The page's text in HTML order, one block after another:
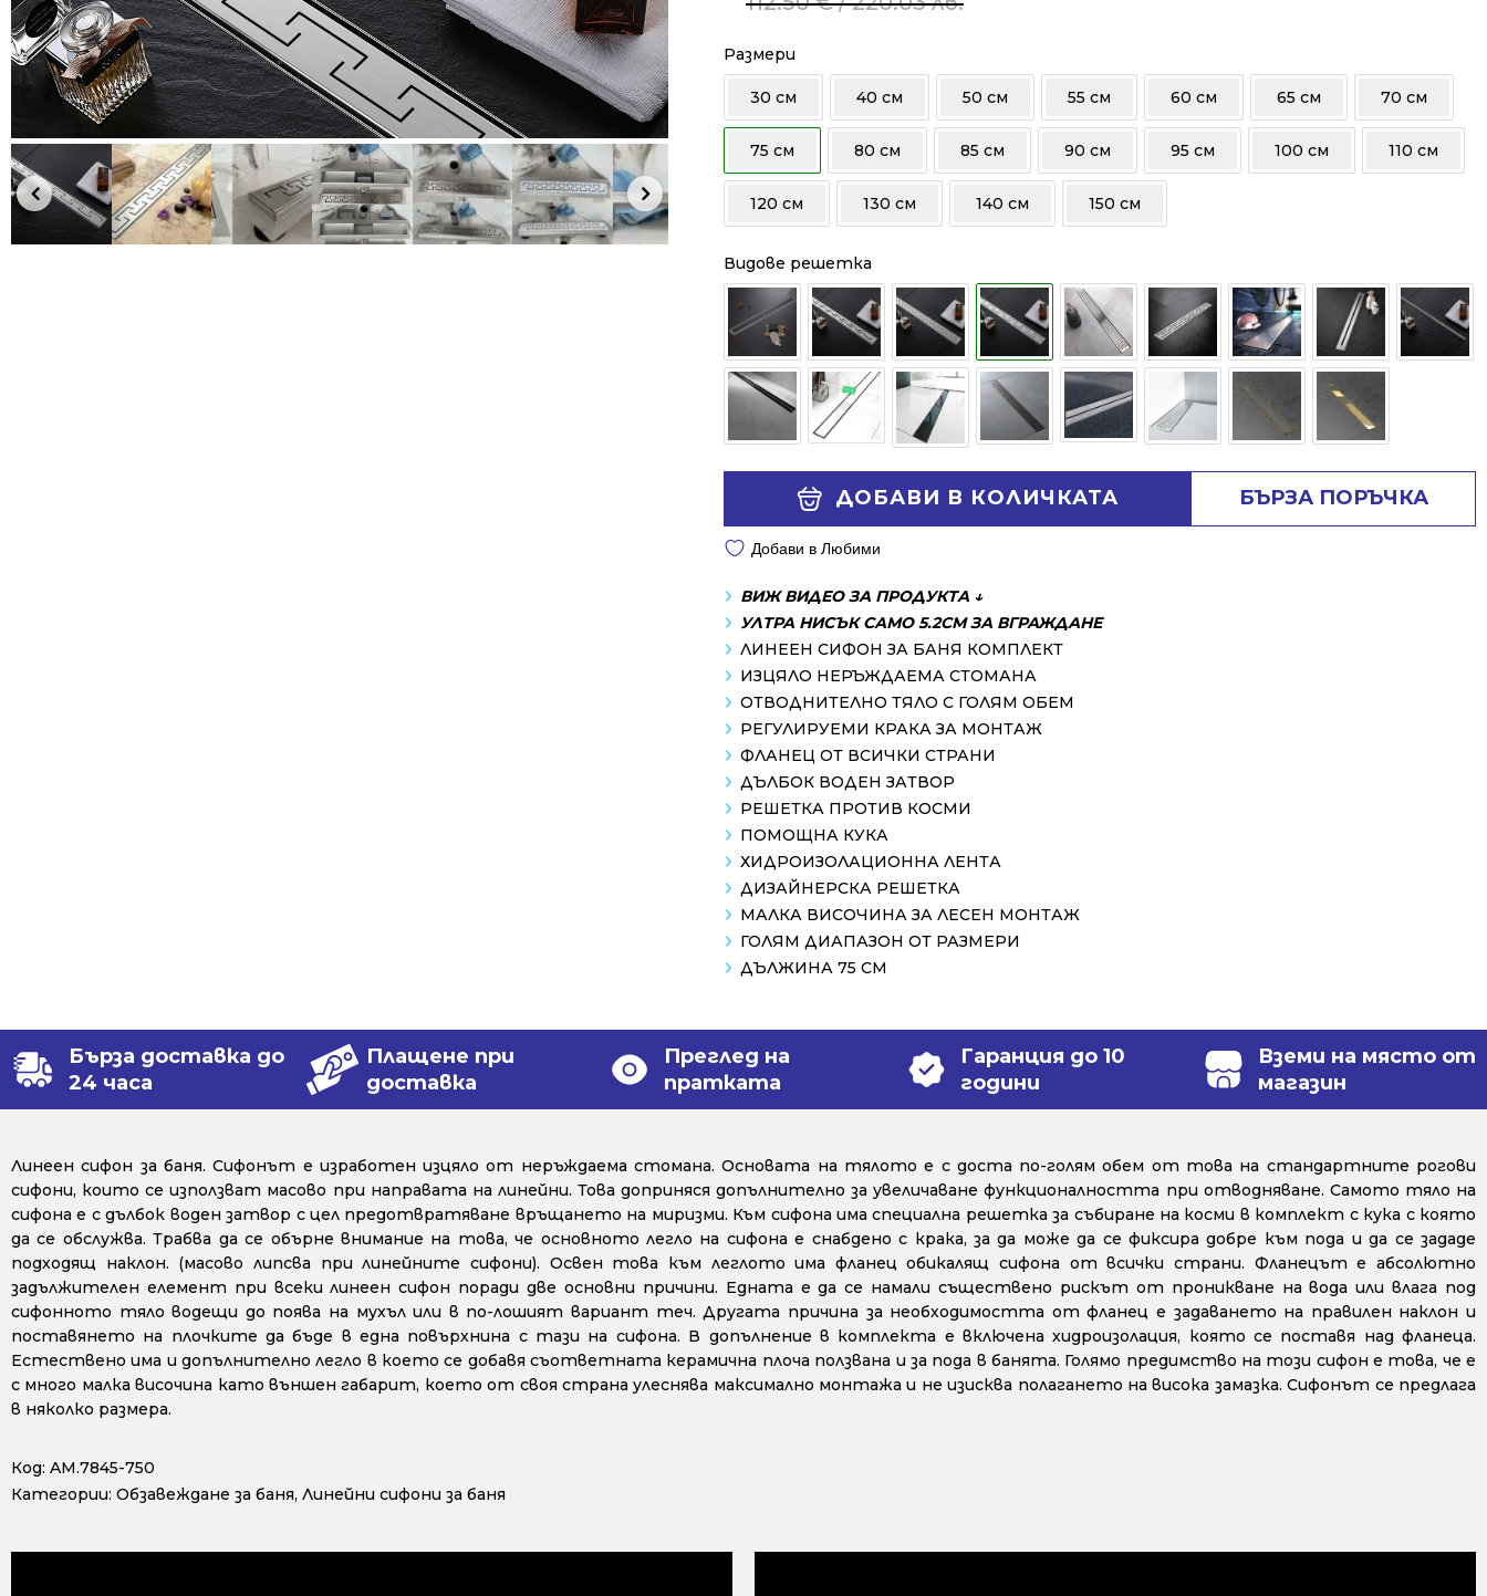
112.50 €
/
220.03 лв..
89.49 €
/
175.03 лв..
Размери
30 см 40 см 50 см 55 см 60 см 65 см 70 см
75 см 80 см 85 см 90 см 95 см 100 см 110 см
120 см 130 см 140 см 150 см
Видове решетка
ДОБАВИ В КОЛИЧКАТА БЪРЗА ПОРЪЧКА
Добави в Любими
ВИЖ ВИДЕО ЗА ПРОДУКТА ↓
УЛТРА НИСЪК САМО 5.2СМ ЗА ВГРАЖДАНЕ
ЛИНЕЕН СИФОН ЗА БАНЯ КОМПЛЕКТ
ИЗЦЯЛО НЕРЪЖДАЕМА СТОМАНА
ОТВОДНИТЕЛНО ТЯЛО С ГОЛЯМ ОБЕМ
РЕГУЛИРУЕМИ КРАКА ЗА МОНТАЖ
ФЛАНЕЦ ОТ ВСИЧКИ СТРАНИ
ДЪЛБОК ВОДЕН ЗАТВОР
РЕШЕТКА ПРОТИВ КОСМИ
ПОМОЩНА КУКА
ХИДРОИЗОЛАЦИОННА ЛЕНТА
ДИЗАЙНЕРСКА РЕШЕТКА
МАЛКА ВИСОЧИНА ЗА ЛЕСЕН МОНТАЖ
ГОЛЯМ ДИАПАЗОН ОТ РАЗМЕРИ
ДЪЛЖИНА 75 СМ
Бърза доставка до
24 часа
Плащене при
доставка
Преглед на
пратката
Гаранция до 10
години
Вземи на място от
магазин
Линеен сифон за баня. Сифонът е изработен изцяло от неръждаема стомана. Основата на тялото е с доста по-голям обем от това на стандартните рогови
сифони, които се използват масово при направата на линейни. Това доприняся допълнително за увеличаване функционалността при отводняване. Самото тяло на
сифона е с дълбок воден затвор с цел предотвратяване връщането на миризми. Към сифона има специална решетка за събиране на косми в комплект с кука с която
да се обслужва. Трабва да се обърне внимание на това, че основното легло на сифона е снабдено с крака, за да може да се фиксира добре към пода и да се зададе
подходящ наклон. (масово липсва при линейните сифони). Освен това към леглото има фланец обикалящ сифона от всички страни. Фланецът е абсолютно
задължителен елемент при всеки линеен сифон поради две основни причини. Едната е да се намали съществено рискът от проникване на вода или влага под
сифонното тяло водещи до поява на мухъл или в по-лошият вариант теч. Другата причина за необходимостта от фланец е задаването на правилен наклон и
поставянето на плочките да бъде в една повърхнина с тази на сифона. В допълнение в комплекта е включена хидроизолация, която се поставя над фланеца.
Естествено има и допълнително легло в което се добавя съответната керамична плоча ползвана и за пода в банята. Голямо предимство на този сифон е това, че е
с много малка височина като външен габарит, което от своя страна улеснява максимално монтажа и не изисква полагането на висока замазка. Сифонът се предлага
в няколко размера.
Код: AM.7845-750
Категории: Обзавеждане за баня, Линейни сифони за баня